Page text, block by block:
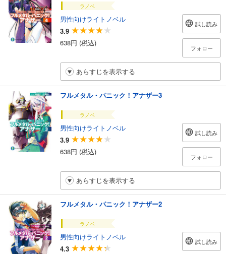
ラノベ
男性向けライトノベル
3.9
638円 (税込)
試し読み
フォロー
あらすじを表示する
フルメタル・パニック！アナザー3
ラノベ
男性向けライトノベル
3.9
638円 (税込)
試し読み
フォロー
あらすじを表示する
フルメタル・パニック！アナザー2
ラノベ
男性向けライトノベル
4.3
試し読み